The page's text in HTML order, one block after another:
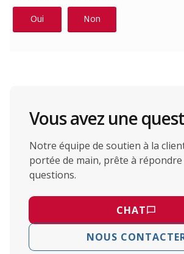
Vous avez une
Notre équipe de soutien à la
portée de main, prête à
questions.
CHAT
NOUS